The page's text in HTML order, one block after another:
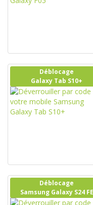
Déblocage
Galaxy Tab S10+
Déblocage
Samsung Galaxy S24 FE